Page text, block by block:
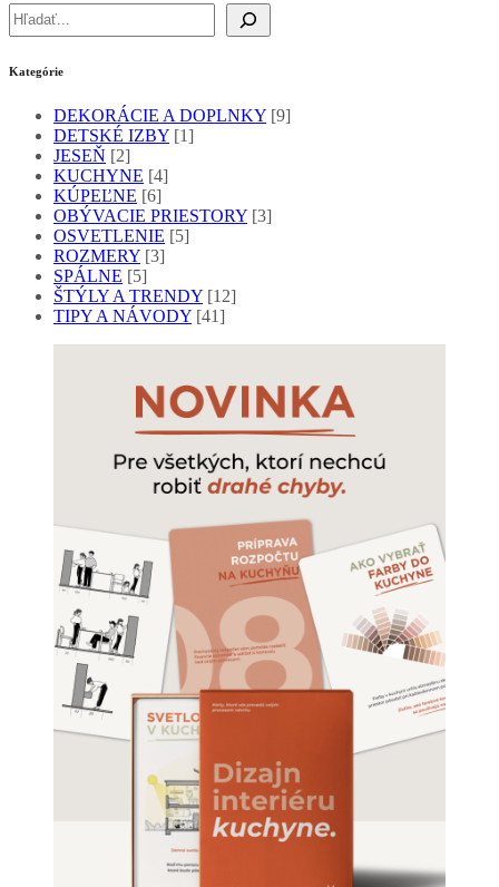
Hľadať
Kategórie
DEKORÁCIE A DOPLNKY [9]
DETSKÉ IZBY [1]
JESEŇ [2]
KUCHYNE [4]
KÚPEĽNE [6]
OBÝVACIE PRIESTORY [3]
OSVETLENIE [5]
ROZMERY [3]
SPÁLNE [5]
ŠTÝLY A TRENDY [12]
TIPY A NÁVODY [41]